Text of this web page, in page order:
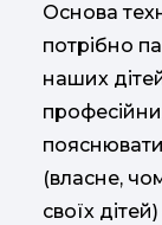
Основа
потрібно
наших
(власне,
своїх